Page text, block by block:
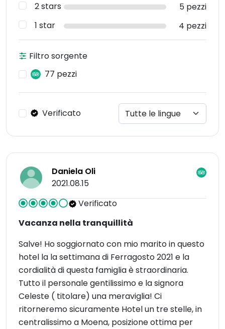
2 stars
5 pezzi
1 star
4 pezzi
Filtro sorgente
77 pezzi
Verificato
Daniela Oli
2021.08.15
Verificato
Vacanza nella tranquillità
Salve! Ho soggiornato con mio marito in questo
hotel la la settimana di Ferragosto 2021 e la
cordialità di questa famiglia è straordinaria.
Tutto il personale gentilissimo e la signora
Celeste ( titolare) una meraviglia! Ci
ritorneremo sicuramente Hotel un tre stelle, in
centralissimo a Moena, posizione ottima per